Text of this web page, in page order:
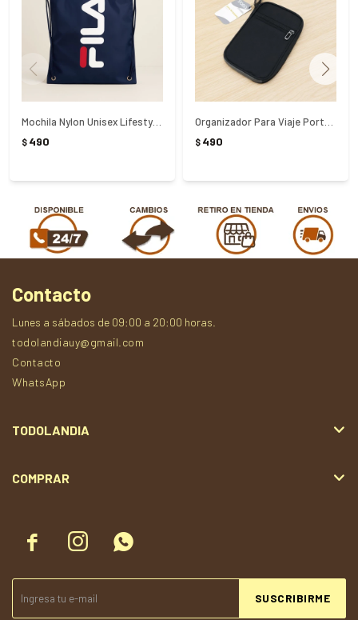
Mochila Nylon Unisex Lifestyle Marino Fila
$ 490 $ 490
  
SUSCRIBIRME
Contacto
Lunes a sábados de 09:00 a 20:00 horas.
todolandiauy@gmail.com
Contacto
WhatsApp
TODOLANDIA
COMPRAR